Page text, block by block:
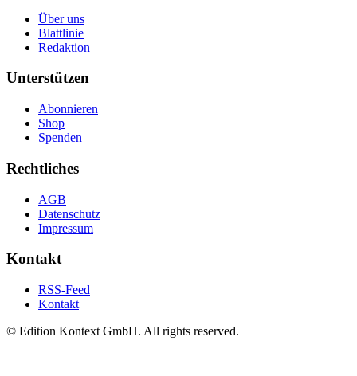
Über uns
Blattlinie
Redaktion
Unterstützen
Abonnieren
Shop
Spenden
Rechtliches
AGB
Datenschutz
Impressum
Kontakt
RSS-Feed
Kontakt
© Edition Kontext GmbH. All rights reserved.